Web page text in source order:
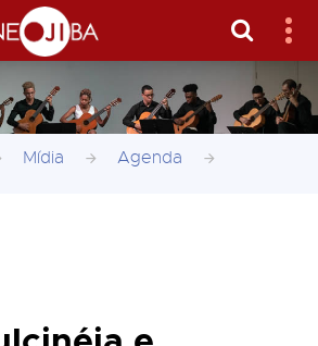
Mídia Agenda